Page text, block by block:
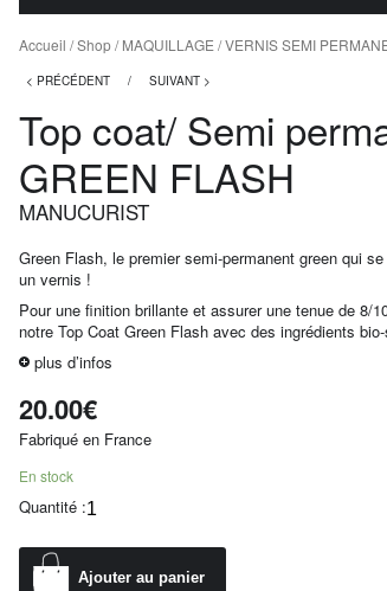
Accueil /Shop/MAQUILLAGE /VERNIS SEMI
< PRÉCÉDENT / SUIVANT >
Top coat/ Semi
GREEN FLASH
MANUCURIST
Green Flash, le premier semi-permanent green qui
un vernis !
Pour une finition brillante et assurer une tenue de 8/
notre Top Coat Green Flash avec des ingrédients
plus d’infos
20.00€
Fabriqué en France
En stock
Quantité :
Ajouter au panier